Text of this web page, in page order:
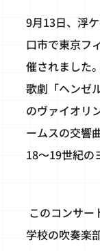
9月13日、浮
口市で東京フ
催されました
歌劇「ヘンゼ
のヴァイオリ
ームスの交響
18～19世紀の
このコンサー
学校の吹奏楽